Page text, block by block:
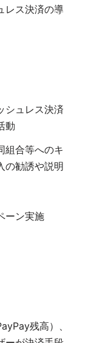
レス決済の導
シュレス決済
動
組合等へのキ
の勧誘や説明
ーン実施
残高）、